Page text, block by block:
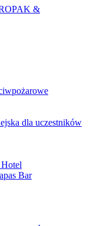
&
dla uczestników
Hotel
Bar